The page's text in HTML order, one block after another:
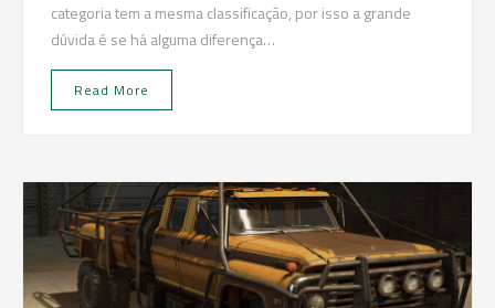
categoria tem a mesma classificação, por isso a grande
dúvida é se há alguma diferença…
Read More